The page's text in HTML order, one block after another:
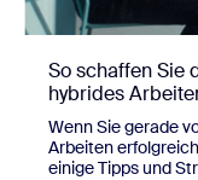
So schaffen Sie
hybrides
Wenn Sie gerade
Arbeiten
einige Tipps und